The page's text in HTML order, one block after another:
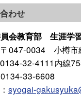
わせ
会教育部 生涯学
〒047-0034 小樽市
0134-32-4111内線
0134-33-6608
： syogai-